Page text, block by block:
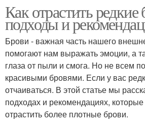
Как отрастить редкие
подходы и
Брови - важная часть нашего
помогают нам выражать эмоции, а
глаза от пыли и смога. Но не всем
красивыми бровями. Если у вас
отчаиваться. В этой статье мы
подходах и рекомендациях,
отрастить более плотные брови.